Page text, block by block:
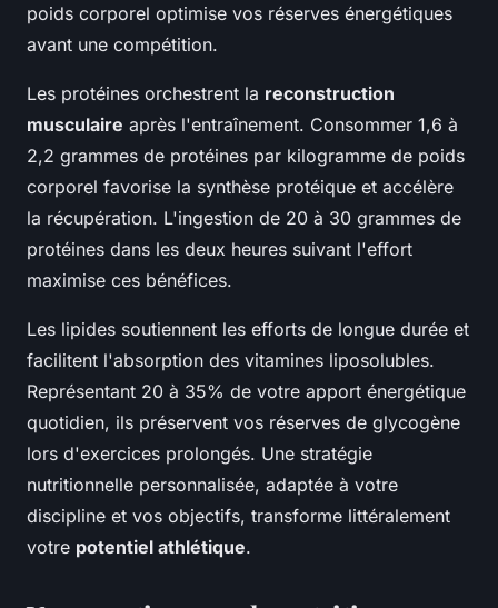
poids corporel optimise vos réserves énergétiques
avant une compétition.
Les protéines orchestrent la reconstruction
musculaire après l'entraînement. Consommer 1,6 à
2,2 grammes de protéines par kilogramme de poids
corporel favorise la synthèse protéique et accélère
la récupération. L'ingestion de 20 à 30 grammes de
protéines dans les deux heures suivant l'effort
maximise ces bénéfices.
Les lipides soutiennent les efforts de longue durée et
facilitent l'absorption des vitamines liposolubles.
Représentant 20 à 35% de votre apport énergétique
quotidien, ils préservent vos réserves de glycogène
lors d'exercices prolongés. Une stratégie
nutritionnelle personnalisée, adaptée à votre
discipline et vos objectifs, transforme littéralement
votre potentiel athlétique.